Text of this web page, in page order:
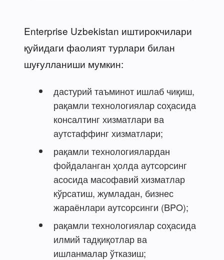
Enterprise Uzbekistan иштирокчилари
қуйидаги фаолият турлари билан
шуғулланиши мумкин:
дастурий таъминот ишлаб чиқиш,
рақамли технологиялар соҳасида
консалтинг хизматлари ва
аутстаффинг хизматлари;
рақамли технологиялардан
фойдаланган ҳолда аутсорсинг
асосида масофавий хизматлар
кўрсатиш, жумладан, бизнес
жараёнлари аутсорсинги (BPO);
рақамли технологиялар соҳасида
илмий тадқиқотлар ва
ишланмалар ўтказиш;